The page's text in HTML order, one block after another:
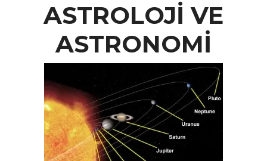
ASTROLOJİ VE
ASTRONOMİ